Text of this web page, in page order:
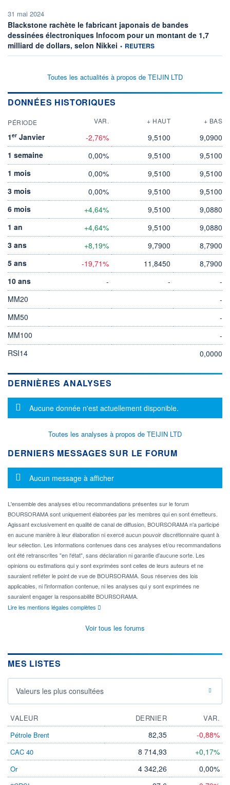
31 mai 2024
Blackstone rachète le fabricant japonais de bandes
dessinées électroniques Infocom pour un montant de 1,7
milliard de dollars, selon Nikkei information fournie par
• REUTERS
Toutes les actualités à propos de TEIJIN LTD
DONNÉES HISTORIQUES
PÉRIODE VAR. + HAUT + BAS
1er Janvier -2,76% 9,5100
9,0900
1 semaine
0,00% 9,5100
9,5100
1 mois
0,00% 9,5100
9,5100
3 mois
0,00% 9,5100
9,5100
6 mois
+4,64% 9,5100
9,0880
1 an
+4,64% 9,5100
9,0880
3 ans
+8,19% 9,7900
8,7900
5 ans
-19,71% 11,8450
8,7900
10 ans
- -
-
MM20
-
MM50
-
MM100
-
RSI14
0,0000
DERNIÈRES ANALYSES
Message d'information
Aucune donnée n'est actuellement disponible.
Toutes les analyses à propos de TEIJIN LTD
DERNIERS MESSAGES SUR LE FORUM
Message d'information
Aucun message à afficher
L'ensemble des analyses et/ou recommandations présentes sur le forum
BOURSORAMA sont uniquement élaborées par les membres qui en sont émetteurs.
Agissant exclusivement en qualité de canal de diffusion, BOURSORAMA n'a participé
en aucune manière à leur élaboration ni exercé aucun pouvoir discrétionnaire quant à
leur sélection. Les informations contenues dans ces analyses et/ou recommandations
ont été retranscrites "en l'état", sans déclaration ni garantie d'aucune sorte. Les
opinions ou estimations qui y sont exprimées sont celles de leurs auteurs et ne
sauraient refléter le point de vue de BOURSORAMA. Sous réserves des lois
applicables, ni l'information contenue, ni les analyses qui y sont exprimées ne
sauraient engager la responsabilité BOURSORAMA.
Lire les mentions légales complètes
Voir tous les forums
MES LISTES
Valeurs les plus consultées
VALEUR DERNIER
VAR.
Pétrole Brent
82,35 -0,88%
CAC 40 8 714,93 +0,17%
Or 4 342,26 0,00%